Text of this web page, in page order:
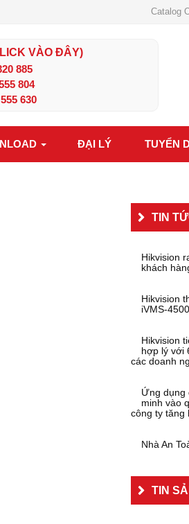
Catalog
VÀO ĐÂY)
885
804
630
ĐẠI LÝ TUYỂN
TIN
Hikvision
khách
Hikvision
iVMS-
Hikvision
hợp lý với
các doanh
Ứng dụng
minh vào
công ty tăng
Nhà An
TIN